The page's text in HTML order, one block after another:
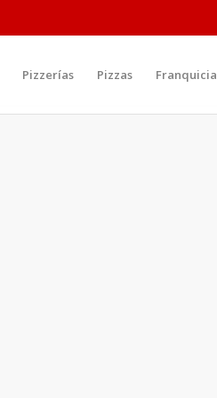
Pizzerías Pizzas Franquicia